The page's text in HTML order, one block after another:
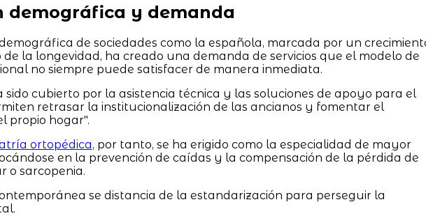
demográfica y demanda
de sociedades como la española, marcada por un
la longevidad, ha creado una demanda de servicios que el modelo de
no siempre puede satisfacer de manera inmediata.
sido cubierto por la asistencia técnica y las soluciones de apoyo para el
retrasar la institucionalización de las ancianos y fomentar el
propio hogar".
ortopédica, por tanto, se ha erigido como la especialidad de mayor
en la prevención de caídas y la compensación de la pérdida de
o sarcopenia.
se distancia de la estandarización para perseguir la